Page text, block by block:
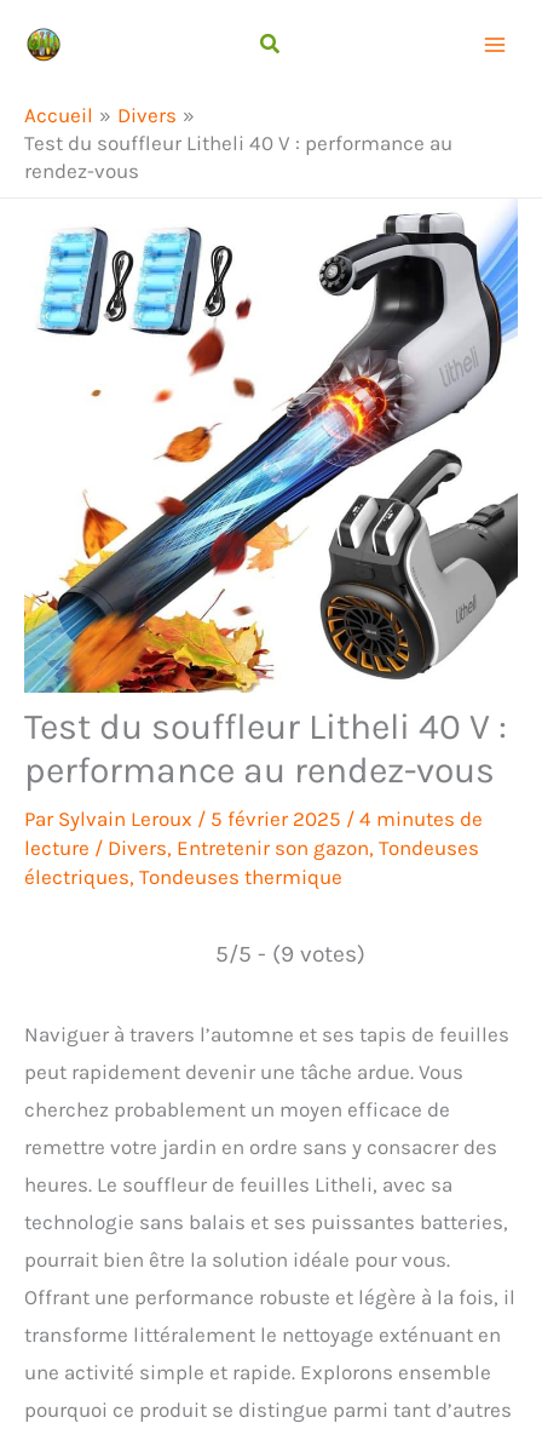
Accueil
Divers
Test du souffleur Litheli 40 V : performance au
rendez-vous
Test du souffleur Litheli 40 V :
performance au rendez-vous
Par Sylvain Leroux / 5 février 2025 / 4 minutes de
lecture / Divers, Entretenir son gazon, Tondeuses
électriques, Tondeuses thermique
5/5 - (9 votes)
Naviguer à travers l’automne et ses tapis de feuilles
peut rapidement devenir une tâche ardue. Vous
cherchez probablement un moyen efficace de
remettre votre jardin en ordre sans y consacrer des
heures. Le souffleur de feuilles Litheli, avec sa
technologie sans balais et ses puissantes batteries,
pourrait bien être la solution idéale pour vous.
Offrant une performance robuste et légère à la fois, il
transforme littéralement le nettoyage exténuant en
une activité simple et rapide. Explorons ensemble
pourquoi ce produit se distingue parmi tant d’autres